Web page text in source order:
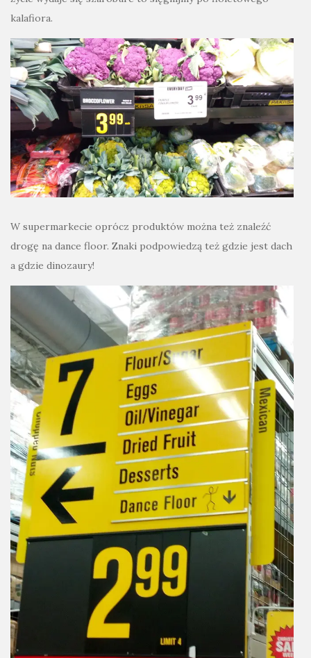
kalafiora.
W supermarkecie oprócz produktów można też znaleźć
drogę na dance floor. Znaki podpowiedzą też gdzie jest dach
a gdzie dinozaury!